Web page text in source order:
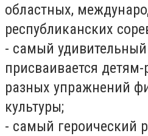
областных,
республиканских
- самый
присваивается
разных упражнений
культуры;
- самый героический